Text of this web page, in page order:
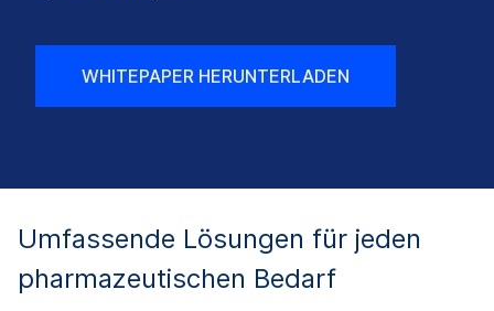
WHITEPAPER HERUNTERLADEN
Umfassende Lösungen für jeden
pharmazeutischen Bedarf